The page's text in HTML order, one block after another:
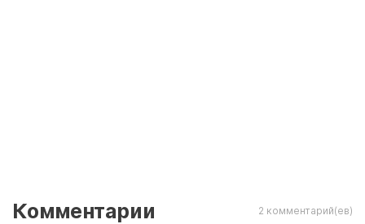
Комментарии 2 комментарий(ев)